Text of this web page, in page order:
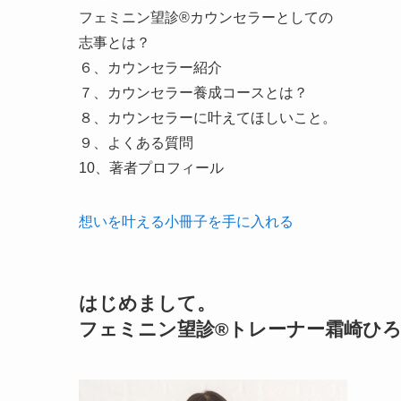
フェミニン望診®カウンセラーとしての
志事とは？
６、カウンセラー紹介
７、カウンセラー養成コースとは？
８、カウンセラーに叶えてほしいこと。
９、よくある質問
10、著者プロフィール
想いを叶える小冊子を手に入れる
はじめまして。
フェミニン望診®トレーナー霜崎ひろ